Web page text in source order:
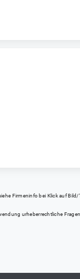
Firmeninfo bei Klick auf
urheberrechtliche